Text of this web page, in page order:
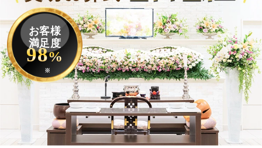
お客様
満足度
98%
※